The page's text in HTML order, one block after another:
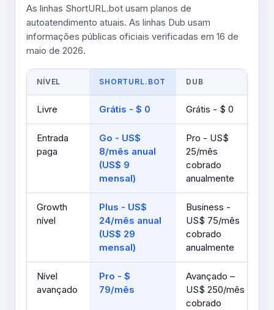
As linhas ShortURL.bot usam planos de
autoatendimento atuais. As linhas Dub usam
informações públicas oficiais verificadas em 16 de
maio de 2026.
NÍVEL SHORTURL.BOT DUB
Livre Grátis - $ 0 Grátis - $ 0
Entrada
paga
Go - US$
8/mês anual
(US$ 9
mensal)
Pro - US$
25/mês
cobrado
anualmente
Growth
nível
Plus - US$
24/mês anual
(US$ 29
mensal)
Business -
US$ 75/mês
cobrado
anualmente
Nível
avançado
Pro - $
79/mês
Avançado –
US$ 250/mês
cobrado